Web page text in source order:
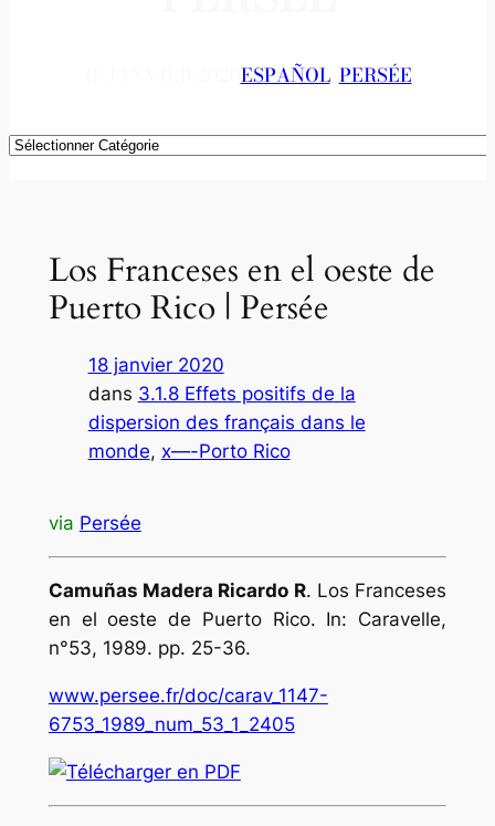
ESPAÑOL, PERSÉE
Catégories
Los Franceses en el oeste de
Puerto Rico | Persée
18 janvier 2020
dans 3.1.8 Effets positifs de la
dispersion des français dans le
monde, x—-Porto Rico
via Persée
Camuñas Madera Ricardo R. Los Franceses
en el oeste de Puerto Rico. In: Caravelle,
n°53, 1989. pp. 25-36.
www.persee.fr/doc/carav_1147-
6753_1989_num_53_1_2405